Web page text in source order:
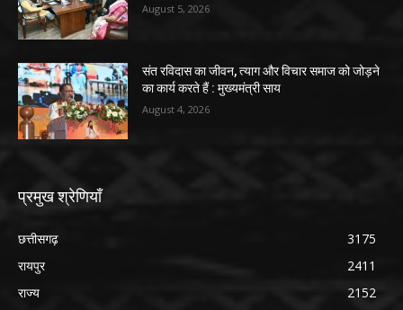
August 5, 2026
संत रविदास का जीवन, त्याग और विचार समाज को जोड़ने
का कार्य करते हैं : मुख्यमंत्री साय
August 4, 2026
प्रमुख श्रेणियाँ
छत्तीसगढ़
3175
रायपुर
2411
राज्य
2152